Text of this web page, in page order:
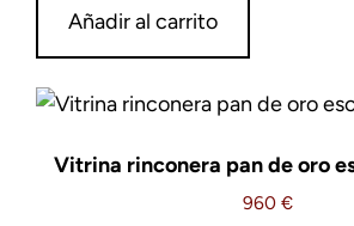
Añadir al carrito
Vitrina rinconera pan de oro
960 €